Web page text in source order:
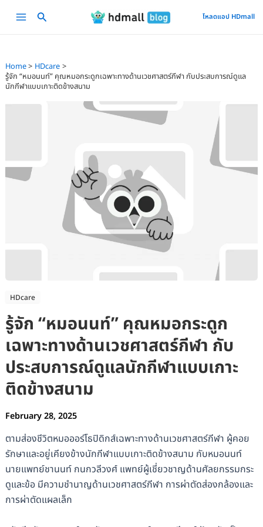
Main
โหลดแอป HDmall
Home
HDcare
รู้จัก “หมอนนท์” คุณหมอกระดูกเฉพาะทางด้านเวชศาสตร์กีฬา กับประสบการณ์ดูแล
นักกีฬาแบบเกาะติดข้างสนาม
HDcare
รู้จัก “หมอนนท์” คุณหมอกระดูก
เฉพาะทางด้านเวชศาสตร์กีฬา กับ
ประสบการณ์ดูแลนักกีฬาแบบเกาะ
ติดข้างสนาม
February 28, 2025
ตามส่องชีวิตหมอออร์โธปิดิกส์เฉพาะทางด้านเวชศาสตร์กีฬา ผู้คอย
รักษาและอยู่เคียงข้างนักกีฬาแบบเกาะติดข้างสนาม กับหมอนนท์
นายแพทย์ชานนท์ กนกวลีวงศ์ แพทย์ผู้เชี่ยวชาญด้านศัลยกรรมกระ
ดูและข้อ มีความชำนาญด้านเวชศาสตร์กีฬา การผ่าตัดส่องกล้องและ
การผ่าตัดแผลเล็ก